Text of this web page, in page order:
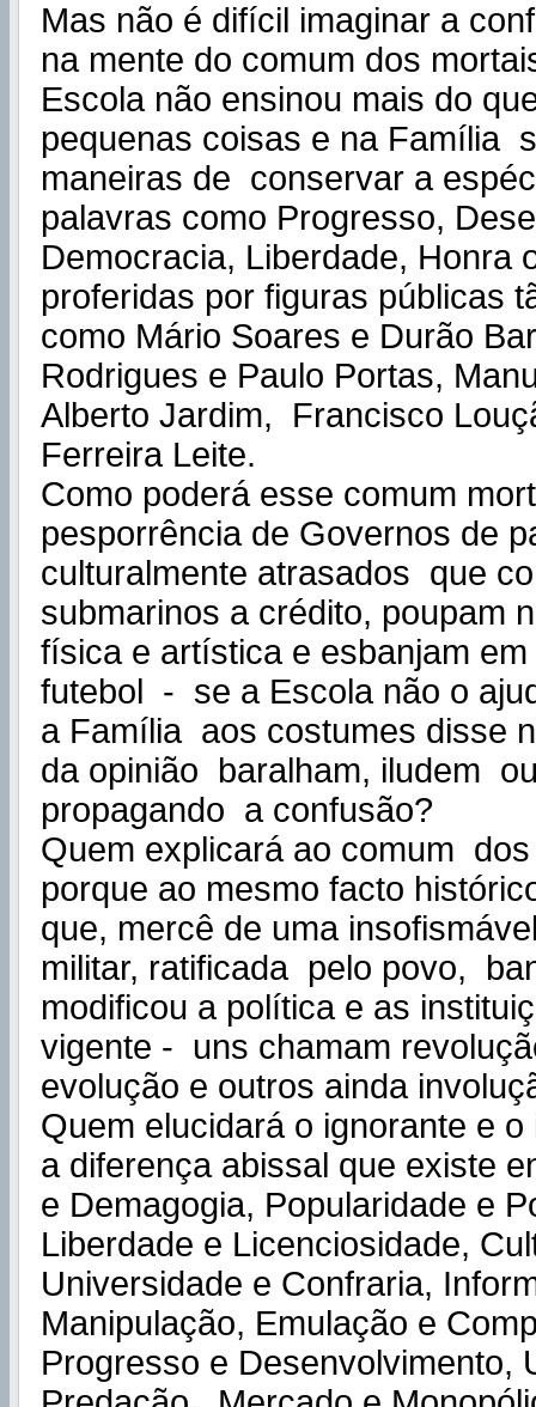
Mas não é difícil imaginar a
na mente do comum dos
Escola não ensinou mais do
pequenas coisas e na Família
maneiras de conservar a
palavras como Progresso,
Democracia, Liberdade, Honra
proferidas por figuras públicas
como Mário Soares e Durão
Rodrigues e Paulo Portas,
Alberto Jardim, Francisco
Ferreira Leite.
Como poderá esse comum
pesporrência de Governos de
culturalmente atrasados que
submarinos a crédito, poupam
física e artística e esbanjam
futebol - se a Escola não o
a Família aos costumes disse
da opinião baralham, iludem
propagando a confusão?
Quem explicará ao comum
porque ao mesmo facto
que, mercê de uma
militar, ratificada pelo povo,
modificou a política e as
vigente - uns chamam
evolução e outros ainda
Quem elucidará o ignorante e
a diferença abissal que existe
e Demagogia, Popularidade e
Liberdade e Licenciosidade,
Universidade e Confraria,
Manipulação, Emulação e
Progresso e Desenvolvimento,